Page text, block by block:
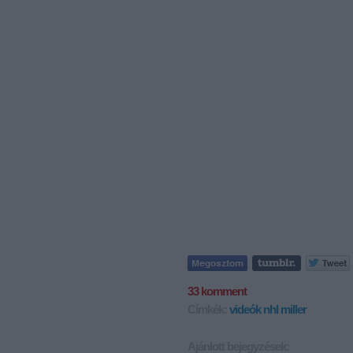
33komment
videók nhl miller